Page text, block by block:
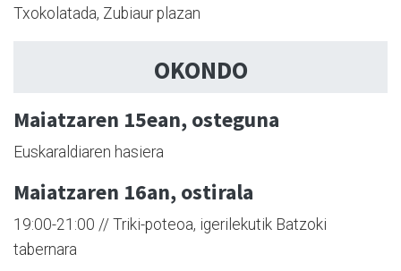
Txokolatada, Zubiaur plazan
OKONDO
Maiatzaren 15ean, osteguna
Euskaraldiaren hasiera
Maiatzaren 16an, ostirala
19:00-21:00 // Triki-poteoa, igerilekutik Batzoki
tabernara